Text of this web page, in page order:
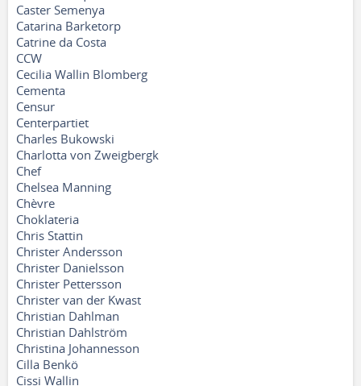
Caster Semenya
Catarina Barketorp
Catrine da Costa
CCW
Cecilia Wallin Blomberg
Cementa
Censur
Centerpartiet
Charles Bukowski
Charlotta von Zweigbergk
Chef
Chelsea Manning
Chèvre
Choklateria
Chris Stattin
Christer Andersson
Christer Danielsson
Christer Pettersson
Christer van der Kwast
Christian Dahlman
Christian Dahlström
Christina Johannesson
Cilla Benkö
Cissi Wallin